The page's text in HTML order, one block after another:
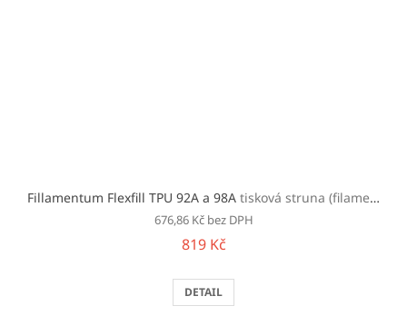
Fillamentum Flexfill TPU 92A a 98A tisková struna (filament)
676,86 Kč bez DPH
819 Kč
DETAIL